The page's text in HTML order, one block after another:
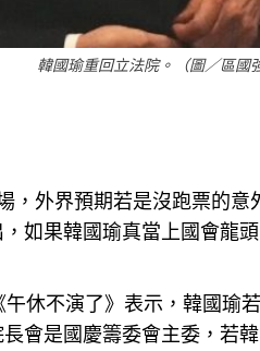
韓國瑜重回立法院。（圖／區國
，外界預期若是沒跑票的
如果韓國瑜真當上國會龍
休不演了》表示，韓國瑜
會是國慶籌委會主委，若